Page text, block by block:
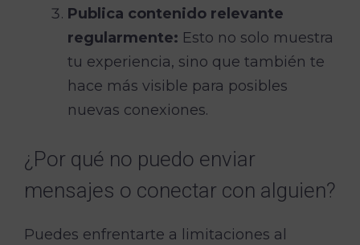
Publica contenido relevante
regularmente: Esto no solo muestra
tu experiencia, sino que también te
hace más visible para posibles
nuevas conexiones.
¿Por qué no puedo enviar
mensajes o conectar con alguien?
Puedes enfrentarte a limitaciones al